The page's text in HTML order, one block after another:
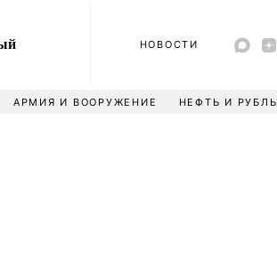
НОВОСТИ
АРМИЯ И ВООРУЖЕНИЕ НЕФТЬ И РУБЛЬ